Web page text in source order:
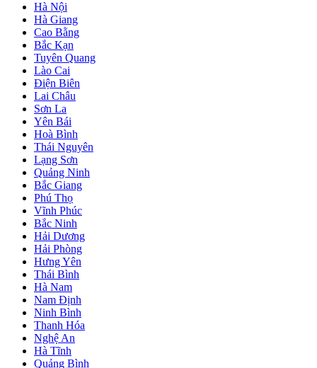
Hà Nội
Hà Giang
Cao Bằng
Bắc Kạn
Tuyên Quang
Lào Cai
Điện Biên
Lai Châu
Sơn La
Yên Bái
Hoà Bình
Thái Nguyên
Lạng Sơn
Quảng Ninh
Bắc Giang
Phú Thọ
Vĩnh Phúc
Bắc Ninh
Hải Dương
Hải Phòng
Hưng Yên
Thái Bình
Hà Nam
Nam Định
Ninh Bình
Thanh Hóa
Nghệ An
Hà Tĩnh
Quảng Bình